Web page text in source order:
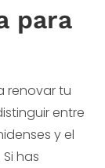
para
renovar tu
entre
y el
has